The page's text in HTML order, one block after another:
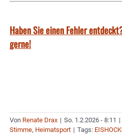
Haben Sie einen Fehler
gerne!
Von Renate Drax | So. 1.2.2026 - 8:11 |
Stimme, Heimatsport | Tags: